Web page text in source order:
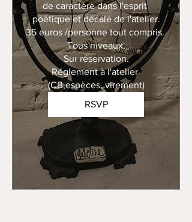
de caractère dans l'esprit
poétique et décalé de l'atelier.
35 euros /personne tout compris.
Tous niveaux.
Sur réservation.
Réglement à l'atelier
(CB,espèces, virement)
RSVP